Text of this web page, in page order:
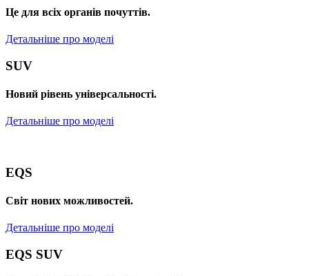
Це для всіх органів почуттів.
Детальніше про моделі
SUV
Новий рівень універсальності.
Детальніше про моделі
EQS
Cвіт нових можливостей.
Детальніше про моделі
EQS SUV